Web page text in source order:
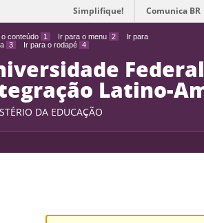
o conteúdo 1 Ir para o menu 2
Ir para
3 Ir para o rodapé 4
Simplifique! Comunica BR
Latino-
DA EDUCAÇÃO